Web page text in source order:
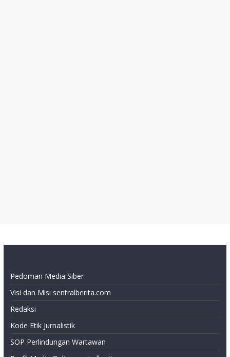
Pedoman Media Siber
Visi dan Misi sentralberita.com
Redaksi
Kode Etik Jurnalistik
SOP Perlindungan Wartawan